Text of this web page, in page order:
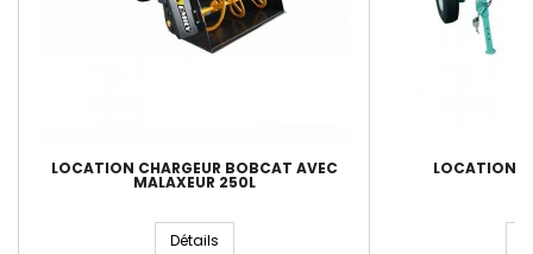
LOCATION CHARGEUR BOBCAT AVEC
MALAXEUR 250L
Détails
LOCATION